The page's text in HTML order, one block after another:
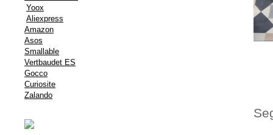
Yoox
Aliexpress
Amazon
Asos
Smallable
Vertbaudet ES
Gocco
Curiosite
Zalando